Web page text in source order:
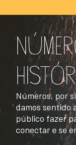
Números, por
damos sentido
público fazer
conectar e se